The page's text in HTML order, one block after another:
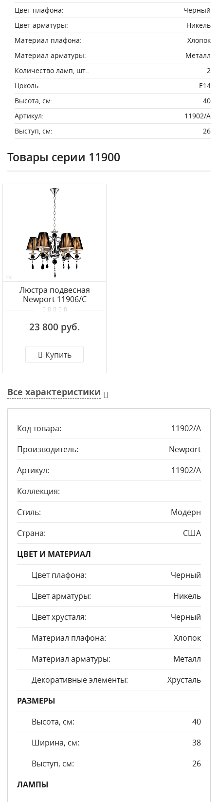
Цвет плафона:
Черный
Цвет арматуры:
Никель
Материал плафона:
Хлопок
Материал арматуры:
Металл
Количество ламп, шт.:
2
Цоколь:
E14
Высота, см:
40
Артикул:
11902/A
Выступ, см:
26
Товары серии 11900
Люстра подвесная
Newport 11906/C
23 800 руб.
Купить
Все характеристики
Код товара:
11902/A
Производитель:
Newport
Артикул:
11902/A
Коллекция:
Стиль:
Модерн
Страна:
США
ЦВЕТ И МАТЕРИАЛ
Цвет плафона:
Черный
Цвет арматуры:
Никель
Цвет хрусталя:
Черный
Материал плафона:
Хлопок
Материал арматуры:
Металл
Декоративные элементы:
Хрусталь
РАЗМЕРЫ
Высота, см:
40
Ширина, см:
38
Выступ, см:
26
ЛАМПЫ